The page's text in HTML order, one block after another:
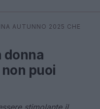
⌕
AUTUNNO 2025 CHE
donna
puoi
stimolante il